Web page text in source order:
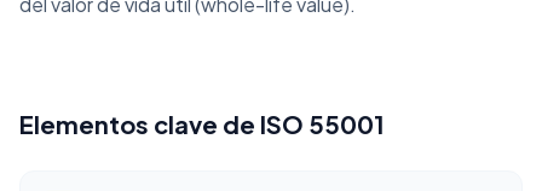
Elementos clave de ISO 55001